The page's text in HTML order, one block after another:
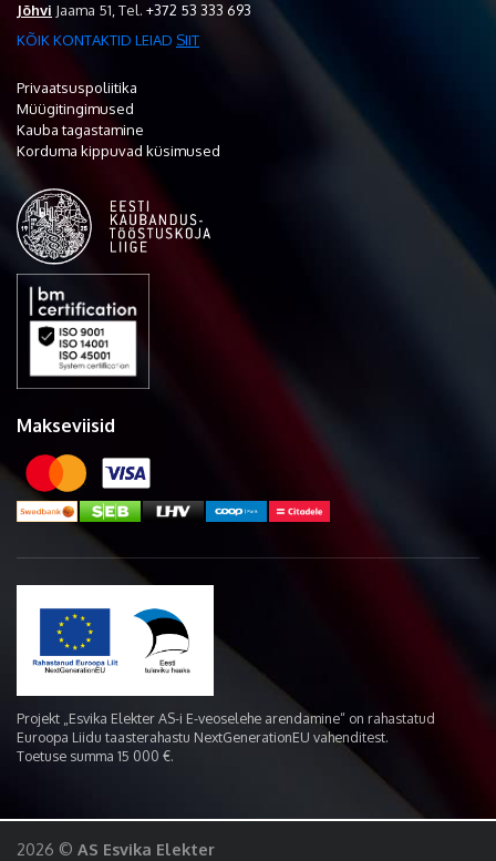
Jõhvi Jaama 51, Tel. +372 53 333 693
KÕIK KONTAKTID LEIAD SIIT
Privaatsuspoliitika
Müügitingimused
Kauba tagastamine
Korduma kippuvad küsimused
Makseviisid
Projekt „Esvika Elekter AS-i E-veoselehe arendamine“ on rahastatud
Euroopa Liidu taasterahastu NextGenerationEU vahenditest.
Toetuse summa 15 000 €.
2026 © AS Esvika Elekter